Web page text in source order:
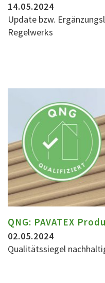
14.05.2024
Update bzw.
Regelwerks
QNG: PAVATEX
02.05.2024
Qualitätssiegel